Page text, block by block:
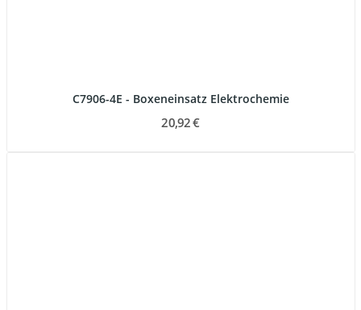
C7906-4E - Boxeneinsatz Elektrochemie
20,92 €